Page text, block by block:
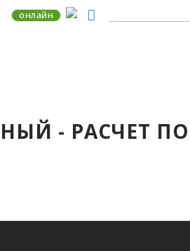
онлайн
- РАСЧЕТ